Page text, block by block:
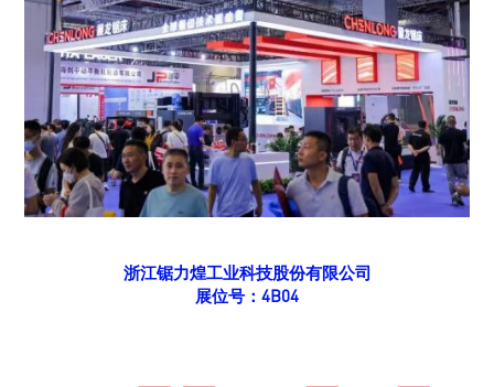
浙江锯力煌工业科技股份有限公司
展位号：4B04